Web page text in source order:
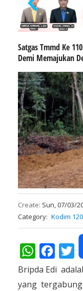
Satgas Tmmd Ke
Demi Memajukan
Create: Sun, 07/03/
Category Kodim
WhatsApp
Bripda Edi
yang tergabung